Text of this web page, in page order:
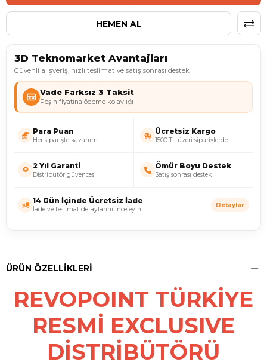
3D Teknomarket Avantajları
Güvenli alışveriş, hızlı teslimat ve satış sonrası destek
Vade Farksız 3 Taksit
Peşin fiyatına ödeme kolaylığı
Para Puan
Her siparişte kazanım
Ücretsiz Kargo
1500 TL üzeri siparişlerde
2 Yıl Garanti
Distribütör güvencesi
Ömür Boyu Destek
Satış sonrası destek
14 Gün İçinde Ücretsiz İade
İade ve teslimat detaylarını inceleyin
Detaylar
ÜRÜN ÖZELLIKLERI
REVOPOINT TÜRKİYE
RESMİ EXCLUSIVE
DİSTRİBÜTÖRÜ